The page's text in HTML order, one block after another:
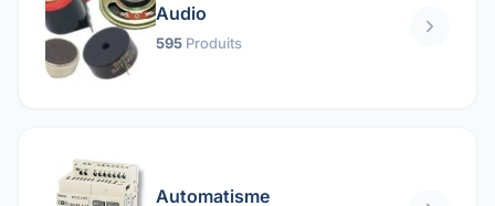
Audio
595 Produits
Automatisme